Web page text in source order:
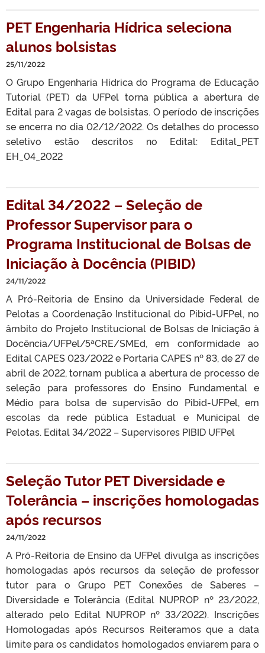
PET Engenharia Hídrica seleciona
alunos bolsistas
25/11/2022
O Grupo Engenharia Hídrica do Programa de Educação
Tutorial (PET) da UFPel torna pública a abertura de
Edital para 2 vagas de bolsistas. O período de inscrições
se encerra no dia 02/12/2022. Os detalhes do processo
seletivo estão descritos no Edital: Edital_PET
EH_04_2022
Edital 34/2022 – Seleção de
Professor Supervisor para o
Programa Institucional de Bolsas de
Iniciação à Docência (PIBID)
24/11/2022
A Pró-Reitoria de Ensino da Universidade Federal de
Pelotas a Coordenação Institucional do Pibid-UFPel, no
âmbito do Projeto Institucional de Bolsas de Iniciação à
Docência/UFPel/5ªCRE/SMEd, em conformidade ao
Edital CAPES 023/2022 e Portaria CAPES nº 83, de 27 de
abril de 2022, tornam publica a abertura de processo de
seleção para professores do Ensino Fundamental e
Médio para bolsa de supervisão do Pibid-UFPel, em
escolas da rede pública Estadual e Municipal de
Pelotas. Edital 34/2022 – Supervisores PIBID UFPel
Seleção Tutor PET Diversidade e
Tolerância – inscrições homologadas
após recursos
24/11/2022
A Pró-Reitoria de Ensino da UFPel divulga as inscrições
homologadas após recursos da seleção de professor
tutor para o Grupo PET Conexões de Saberes –
Diversidade e Tolerância (Edital NUPROP nº 23/2022,
alterado pelo Edital NUPROP nº 33/2022). Inscrições
Homologadas após Recursos Reiteramos que a data
limite para os candidatos homologados enviarem para o